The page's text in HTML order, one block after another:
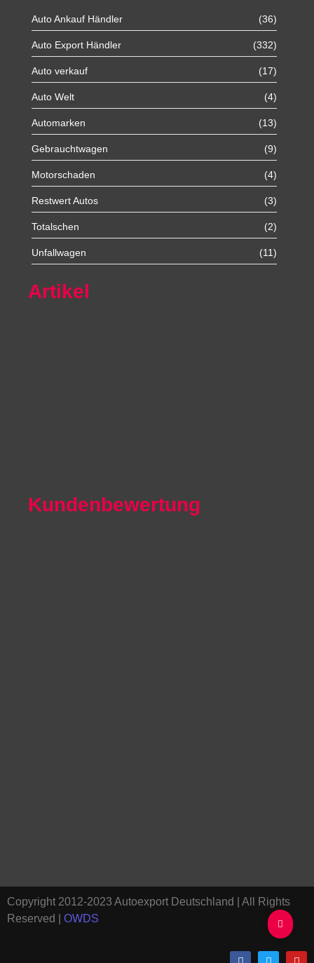
Auto Ankauf Händler (36)
Auto Export Händler (332)
Auto verkauf (17)
Auto Welt (4)
Automarken (13)
Gebrauchtwagen (9)
Motorschaden (4)
Restwert Autos (3)
Totalschen (2)
Unfallwagen (11)
Artikel
Kundenbewertung
Copyright 2012-2023 Autoexport Deutschland | All Rights
Reserved | OWDS